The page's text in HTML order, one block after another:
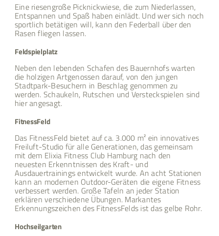
Eine riesengroße Picknickwiese, die zum Niederlassen,
Entspannen und Spaß haben einlädt. Und wer sich noch
sportlich betätigen will, kann den Federball über den
Rasen fliegen lassen.
Feldspielplatz
Neben den lebenden Schafen des Bauernhofs warten
die holzigen Artgenossen darauf, von den jungen
Stadtpark-Besuchern in Beschlag genommen zu
werden. Schaukeln, Rutschen und Versteckspielen sind
hier angesagt.
FitnessFeld
Das FitnessFeld bietet auf ca. 3.000 m² ein innovatives
Freiluft-Studio für alle Generationen, das gemeinsam
mit dem Elixia Fitness Club Hamburg nach den
neuesten Erkenntnissen des Kraft- und
Ausdauertrainings entwickelt wurde. An acht Stationen
kann an modernen Outdoor-Geräten die eigene Fitness
verbessert werden. Große Tafeln an jeder Station
erklären verschiedene Übungen. Markantes
Erkennungszeichen des FitnessFelds ist das gelbe Rohr.
Hochseilgarten